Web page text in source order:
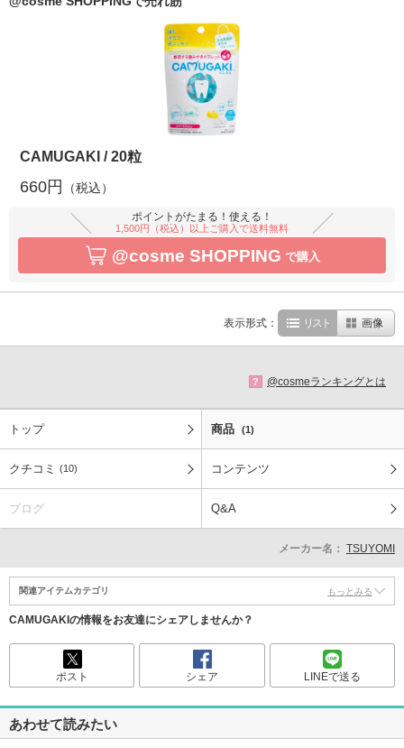
CAMUGAKI / 20粒
660円 （税込）
ポイントがたまる！使える！
1,500円（税込）以上ご購入で送料無料
@cosme SHOPPING で購入
表示形式： リスト 画像
? @cosmeランキングとは
トップ 商品 (1)
クチコミ (10) コンテンツ
ブログ Q&A
メーカー名： TSUYOMI
関連アイテムカテゴリ もっとみる
CAMUGAKIの情報をお友達にシェアしませんか？
ポスト シェア LINEで送る
あわせて読みたい